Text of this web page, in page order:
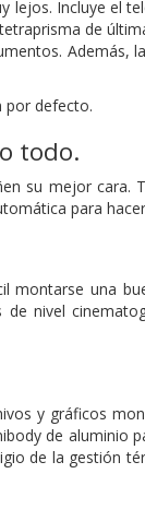
lejos. Incluye el
de
Además,
por defecto.
todo.
su mejor cara.
para
una
nivel
y gráficos
de aluminio
de la gestión